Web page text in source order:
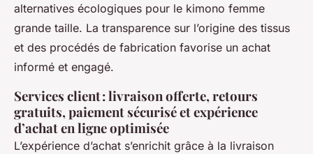
alternatives écologiques pour le kimono femme
grande taille. La transparence sur l’origine des tissus
et des procédés de fabrication favorise un achat
informé et engagé.
Services client : livraison offerte, retours
gratuits, paiement sécurisé et expérience
d’achat en ligne optimisée
L’expérience d’achat s’enrichit grâce à la livraison